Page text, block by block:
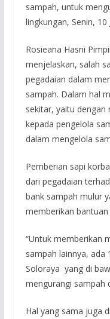
sampah, untuk
lingkungan, Senin, 10
Rosieana Hasni
menjelaskan, salah
pegadaian dalam
sampah. Dalam hal
sekitar, yaitu dengan
kepada pengelola
dalam mengelola
Pemberian sapi
dari pegadaian
bank sampah mulur
memberikan bantuan
“Untuk memberikan
sampah lainnya, ada
Soloraya yang di
mengurangi sampah
Hal yang sama juga